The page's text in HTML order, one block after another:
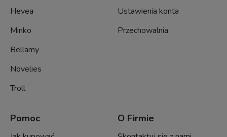
Hevea
Minko
Bellamy
Novelies
Troll
Ustawienia konta
Przechowalnia
Pomoc O Firmie